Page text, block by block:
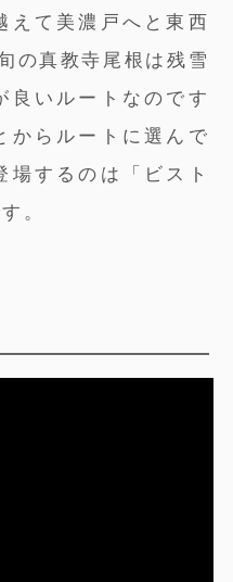
えて美濃戸へと東西
の真教寺尾根は残雪
良いルートなのです
からルートに選んで
場するのは「ビスト
。